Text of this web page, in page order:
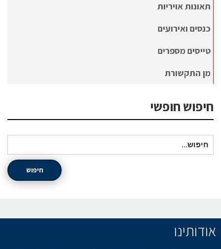
תאונות אויריות
כנסים ואירועים
טייסים מספרים
מן התקשורת
חיפוש חופשי
חיפוש
אודותינו